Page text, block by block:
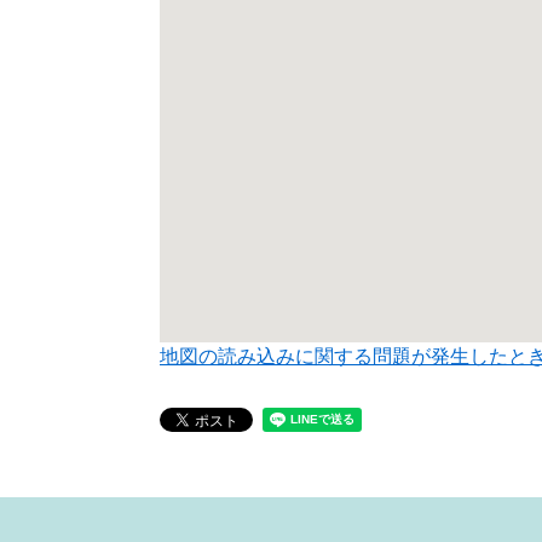
地図の読み込みに関する問題が発生したと